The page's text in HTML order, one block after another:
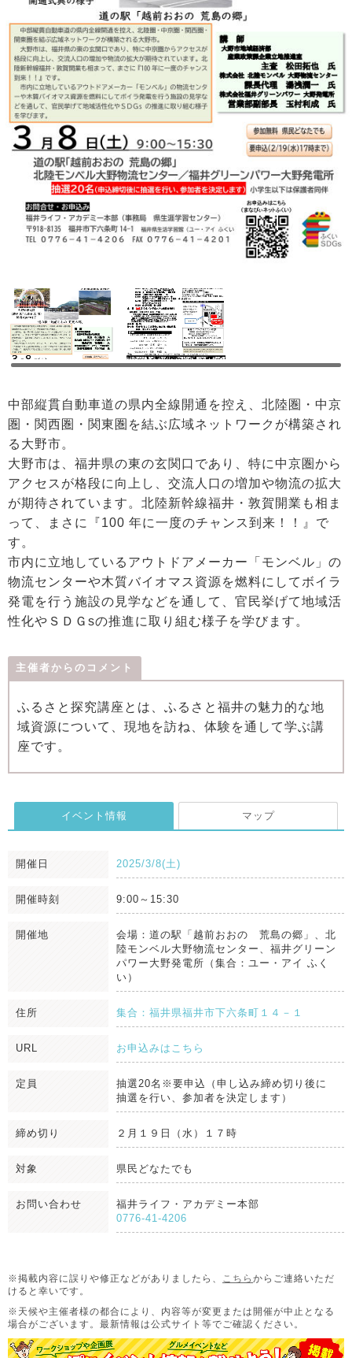
中部縦貫自動車道の県内全線開通を控え、北陸圏・中京
圏・関西圏・関東圏を結ぶ広域ネットワークが構築され
る大野市。
大野市は、福井県の東の玄関口であり、特に中京圏から
アクセスが格段に向上し、交流人口の増加や物流の拡大
が期待されています。北陸新幹線福井・敦賀開業も相ま
って、まさに『100 年に一度のチャンス到来！！』で
す。
市内に立地しているアウトドアメーカー「モンベル」の
物流センターや木質バイオマス資源を燃料にしてボイラ
発電を行う施設の見学などを通して、官民挙げて地域活
性化やＳＤＧsの推進に取り組む様子を学びます。
主催者からのコメント
ふるさと探究講座とは、ふるさと福井の魅力的な地
域資源について、現地を訪ね、体験を通して学ぶ講
座です。
イベント情報 マップ
開催日 2025/3/8(土)
開催時刻 9:00～15:30
開催地
会場：道の駅「越前おおの 荒島の郷」、北
陸モンベル大野物流センター、福井グリーン
パワー大野発電所（集合：ユー・アイ ふく
い）
住所 集合：福井県福井市下六条町１４－１
URL お申込みはこちら
定員
抽選20名※要申込（申し込み締め切り後に
抽選を行い、参加者を決定します）
締め切り ２月１９日（水）１７時
対象 県民どなたでも
お問い合わせ
福井ライフ・アカデミー本部
0776-41-4206
※掲載内容に誤りや修正などがありましたら、 こちら からご連絡いただ
けると幸いです。
※天候や主催者様の都合により、内容等が変更または開催が中止となる
場合がございます。 最新情報は公式サイト等でご確認ください。